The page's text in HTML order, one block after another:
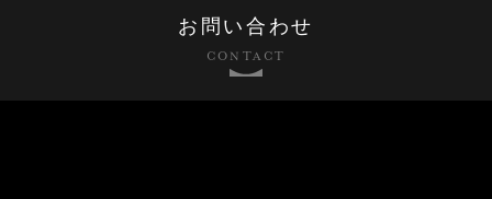
お問い合わせ
CONTACT